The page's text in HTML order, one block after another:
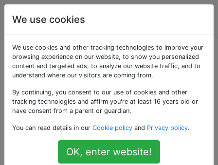
Informatica
quantistica
Domande taggate
«applications»
13
Il calcolo quantistico è solo una
torta nel cielo?
e lo faccio da molti anni. In quel periodo i
computer "classici" hanno fatto passi da
We use cookies
We use cookies and other tracking technologies to improve your
browsing experience on our website, to show you personalized
content and targeted ads, to analyze our website traffic, and to
understand where our visitors are coming from.
By continuing, you consent to our use of cookies and other
tracking technologies and affirm you're at least 16 years old or
have consent from a parent or guardian.
You can read details in our Cookie policy and Privacy policy.
OK, enter website!